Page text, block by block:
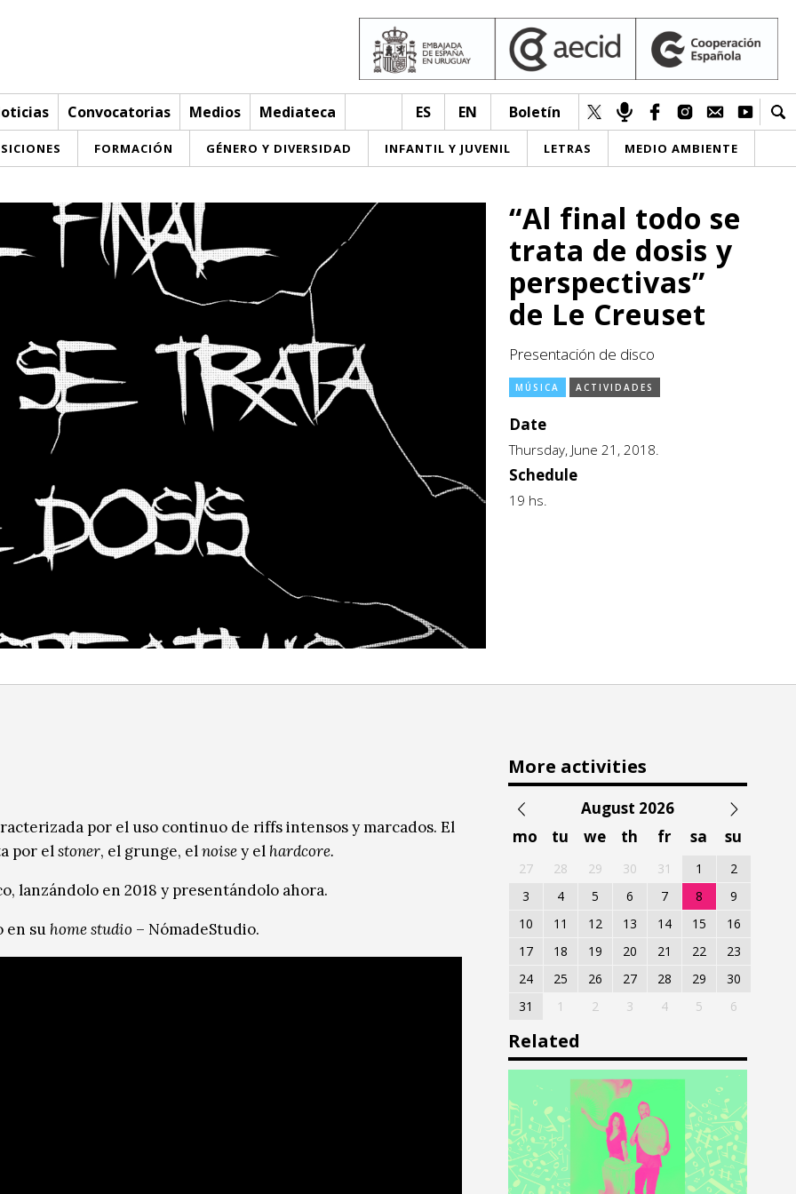
Convocatorias Medios Mediateca ES EN Boletín
FORMACIÓN GÉNERO Y DIVERSIDAD INFANTIL Y JUVENIL LETRAS MEDIO AMBIENTE
“Al final todo se
trata de dosis y
perspectivas”
de Le Creuset
Presentación de disco
MÚSICA ACTIVIDADES
Date
Thursday, June 21, 2018.
Schedule
19 hs.
por el uso continuo de riffs intensos y marcados. El
por elstoner, el grunge, elnoisey elhardcore.
lanzándolo en 2018 y presentándolo ahora.
en suhome studio – NómadeStudio.
More activities
August 2026
mo
tu we th fr sa su
27 28 29 30 31 1
2
3
4 5 6 7 8
9
10
11 12 13 14 15
16
17
18 19 20 21 22
23
24
25 26 27 28 29
30
31
1 2 3 4 5 6
Related